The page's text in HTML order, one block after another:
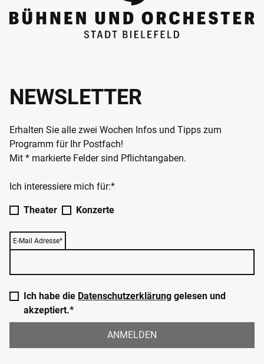
NEWSLETTER
Erhalten Sie alle zwei Wochen Infos und Tipps zum
Programm für Ihr Postfach!
Mit * markierte Felder sind Pflichtangaben.
Ich interessiere mich für:*
Theater Konzerte
E-Mail Adresse*
Ich habe die Datenschutzerklärung gelesen und
akzeptiert.*
ANMELDEN